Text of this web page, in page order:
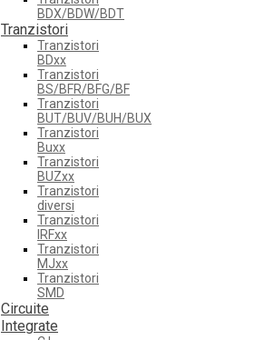
BDX/BDW/BDT
Tranzistori
Tranzistori
BDxx
Tranzistori
BS/BFR/BFG/BF
Tranzistori
BUT/BUV/BUH/BUX
Tranzistori
Buxx
Tranzistori
BUZxx
Tranzistori
diversi
Tranzistori
IRFxx
Tranzistori
MJxx
Tranzistori
SMD
Circuite
Integrate